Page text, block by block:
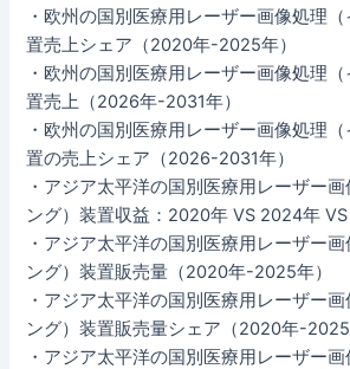
・欧州の国別医療用レーザー画像処理
置売上シェア（2020年-2025年）
・欧州の国別医療用レーザー画像処理
置売上（2026年-2031年）
・欧州の国別医療用レーザー画像処理
置の売上シェア（2026-2031年）
・アジア太平洋の国別医療用レーザー
ング）装置収益：2020年 VS 2024年
・アジア太平洋の国別医療用レーザー
ング）装置販売量（2020年-2025年）
・アジア太平洋の国別医療用レーザー
ング）装置販売量シェア（2020年-2025
・アジア太平洋の国別医療用レーザー